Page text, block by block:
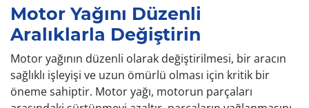
Motor Yağını Düzenli
Aralıklarla Değiştirin
Motor yağının düzenli olarak değiştirilmesi, bir aracın
sağlıklı işleyişi ve uzun ömürlü olması için kritik bir
öneme sahiptir. Motor yağı, motorun parçaları